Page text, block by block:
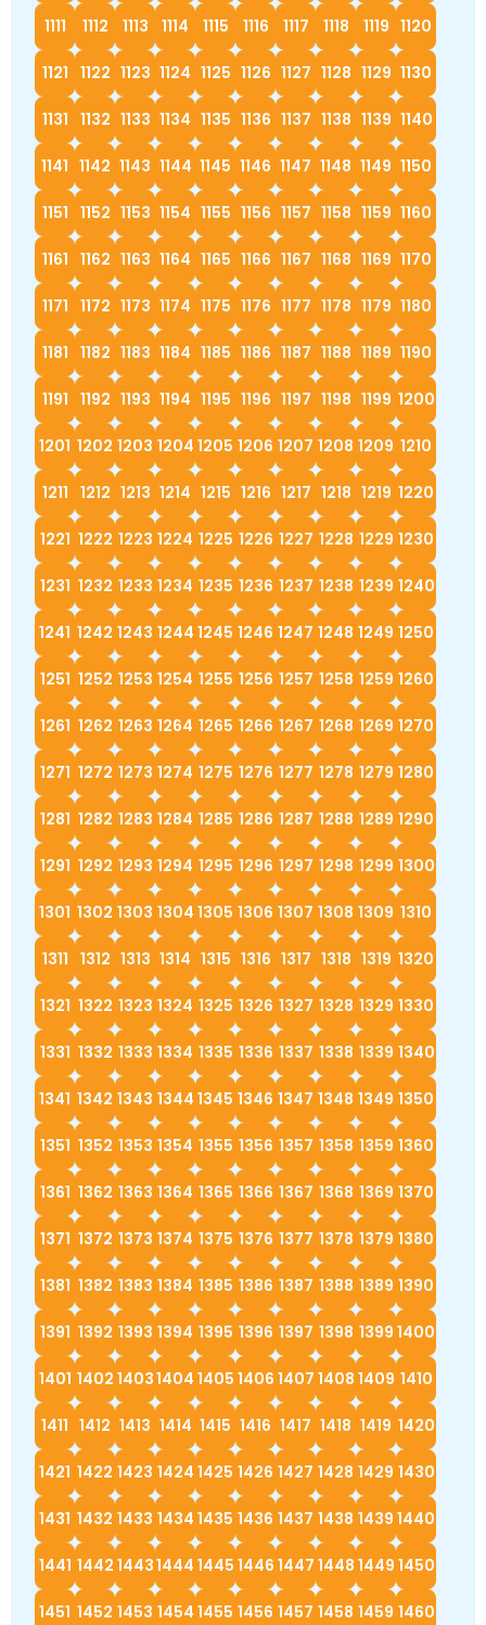
1111 1112 1113 1114 1115 1116 1117 1118 1119 1120
1121 1122 1123 1124 1125 1126 1127 1128 1129 1130
1131 1132 1133 1134 1135 1136 1137 1138 1139 1140
1141 1142 1143 1144 1145 1146 1147 1148 1149 1150
1151 1152 1153 1154 1155 1156 1157 1158 1159 1160
1161 1162 1163 1164 1165 1166 1167 1168 1169 1170
1171 1172 1173 1174 1175 1176 1177 1178 1179 1180
1181 1182 1183 1184 1185 1186 1187 1188 1189 1190
1191 1192 1193 1194 1195 1196 1197 1198 1199 1200
1201 1202 1203 1204 1205 1206 1207 1208 1209 1210
1211 1212 1213 1214 1215 1216 1217 1218 1219 1220
1221 1222 1223 1224 1225 1226 1227 1228 1229 1230
1231 1232 1233 1234 1235 1236 1237 1238 1239 1240
1241 1242 1243 1244 1245 1246 1247 1248 1249 1250
1251 1252 1253 1254 1255 1256 1257 1258 1259 1260
1261 1262 1263 1264 1265 1266 1267 1268 1269 1270
1271 1272 1273 1274 1275 1276 1277 1278 1279 1280
1281 1282 1283 1284 1285 1286 1287 1288 1289 1290
1291 1292 1293 1294 1295 1296 1297 1298 1299 1300
1301 1302 1303 1304 1305 1306 1307 1308 1309 1310
1311 1312 1313 1314 1315 1316 1317 1318 1319 1320
1321 1322 1323 1324 1325 1326 1327 1328 1329 1330
1331 1332 1333 1334 1335 1336 1337 1338 1339 1340
1341 1342 1343 1344 1345 1346 1347 1348 1349 1350
1351 1352 1353 1354 1355 1356 1357 1358 1359 1360
1361 1362 1363 1364 1365 1366 1367 1368 1369 1370
1371 1372 1373 1374 1375 1376 1377 1378 1379 1380
1381 1382 1383 1384 1385 1386 1387 1388 1389 1390
1391 1392 1393 1394 1395 1396 1397 1398 1399 1400
1401 1402 14031404 1405 1406 1407 1408 1409 1410
1411 1412 1413 1414 1415 1416 1417 1418 1419 1420
1421 1422 1423 1424 1425 1426 1427 1428 1429 1430
1431 1432 1433 1434 1435 1436 1437 1438 1439 1440
1441 1442 14431444 1445 1446 1447 1448 1449 1450
1451 1452 1453 1454 1455 1456 1457 1458 1459 1460